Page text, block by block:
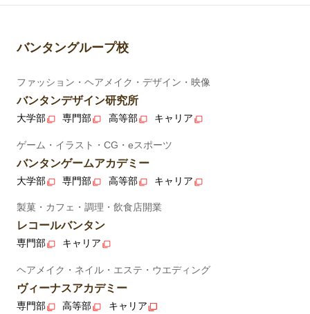
バンタングループ校
ファッション・ヘアメイク・デザイン・映像
バンタンデザイン研究所
大学部 専門部 高等部 キャリア
ゲーム・イラスト・CG・eスポーツ
バンタンゲームアカデミー
大学部 専門部 高等部 キャリア
製菓・カフェ・調理・飲食店開業
レコールバンタン
専門部 キャリア
ヘアメイク・ネイル・エステ・ウエディング
ヴィーナスアカデミー
専門部 高等部 キャリア